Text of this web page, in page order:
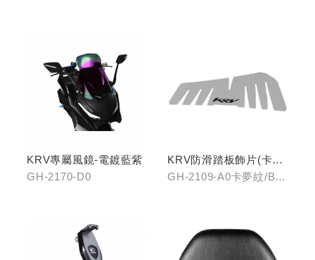
KRV專屬風鏡-電鍍藍紫
GH-2170-D0
KRV防滑踏板飾片(卡夢
紋/金屬髮絲)
GH-2109-A0卡夢紋/B0